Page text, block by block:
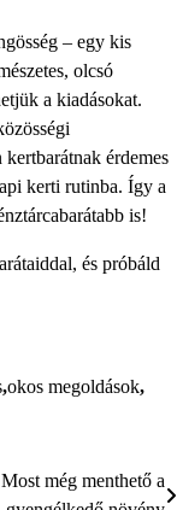
– egy kis
olcsó
a kiadásokat.
érdemes
kerti rutinba. Így a
is!
és próbáld
,okos megoldások,
Most még menthető a